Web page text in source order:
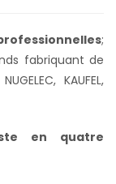
;
fabriquant de
KAUFEL,
en quatre